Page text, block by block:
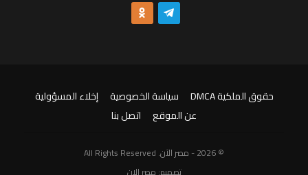
حقوق الملكية DMCA سياسة الخصوصية
إخلاء المسؤولية
عن الموقع
اتصل بنا
© 2026 - مصر الآن. All Rights Reserved
تصميم: مصر الان